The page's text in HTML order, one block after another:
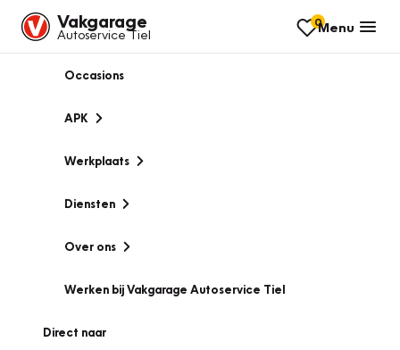
Vakgarage
Autoservice Tiel
0Menu
Occasions
APK
Werkplaats
Diensten
Over ons
Werken bij Vakgarage Autoservice Tiel
Direct naar